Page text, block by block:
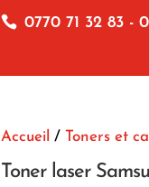
0770 71 32 83 -
Accueil / Toners et
Toner laser